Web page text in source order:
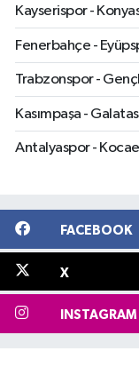
Kayserispor -
Fenerbahçe -
Trabzonspor -
Kasımpaşa -
Antalyaspor -
FACEBOOK
X
INSTAGRAM